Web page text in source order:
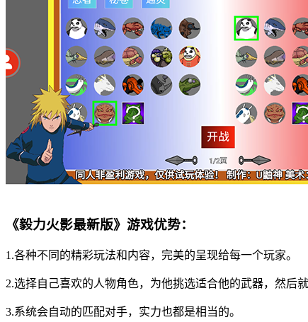
《毅力火影最新版》游戏优势：
1.各种不同的精彩玩法和内容，完美的呈现给每一个玩家。
2.选择自己喜欢的人物角色，为他挑选适合他的武器，然后就
3.系统会自动的匹配对手，实力也都是相当的。